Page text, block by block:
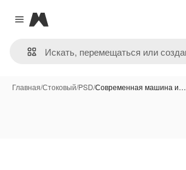
Close menu
Magnific
Главная/Стоковый/PSD/Современная машина и…